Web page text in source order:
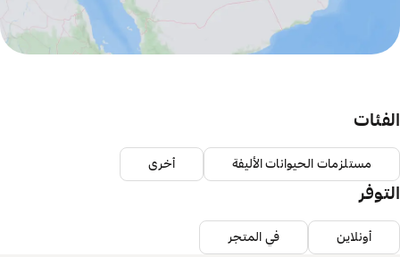
الفئات
مستلزمات الحيوانات الأليفة أخرى
التوفر
أونلاين في المتجر